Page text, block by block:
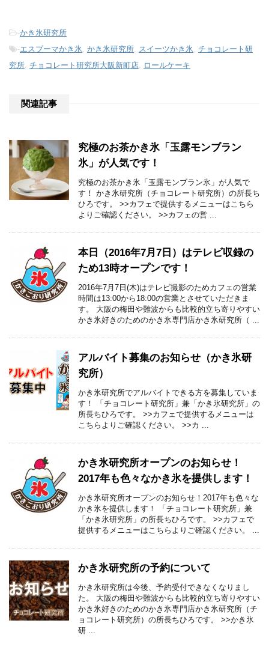
-かき氷研究所
-エスプーマかき氷, かき氷研究所, スイーツかき氷, チョコレート研
究所, チョコレート研究所大阪新町店, ロールケーキ
関連記事
究極のお茶かき氷「玉露モンブラン
氷」が人気です！
究極のお茶かき氷「玉露モンブラン氷」が人気で
す！ かき氷研究所（チョコレート研究所）の所長ち
ひろです。 >>カフェで提供するメニューはこちら
よりご確認ください。 >>カフェの営 ...
本日（2016年7月7日）はテレビ収録の
ため13時オープンです！
2016年7月7日(木)はテレビ撮影のためカフェの営業
時間は13:00から18:00の営業とさせていただきま
す。 大阪の梅田や難波からも比較的立ち寄りやすい
かき氷好きのためのかき氷専門店かき氷研究所（ ...
アルバイト募集のお知らせ（かき氷研
究所）
かき氷研究所でアルバイトできる方を募集していま
す！ 「チョコレート研究所」兼「かき氷研究所」の
所長ちひろです。 >>カフェで提供するメニューは
こちらよりご確認ください。 >>カ ...
かき氷研究所オープンのお知らせ！
2017年も色々なかき氷を提供します！
かき氷研究所オープンのお知らせ！2017年も色々な
かき氷を提供します！ 「チョコレート研究所」兼
「かき氷研究所」の所長ちひろです。 >>カフェで
提供するメニューはこちらよりご確認ください。 ...
かき氷研究所の予約について
かき氷研究所は今後、予約受付できなくなりまし
た。 大阪の梅田や難波からも比較的立ち寄りやすい
かき氷好きのためのかき氷専門店かき氷研究所（チ
ョコレート研究所）の所長ちひろです。 >>かき氷
研 ...